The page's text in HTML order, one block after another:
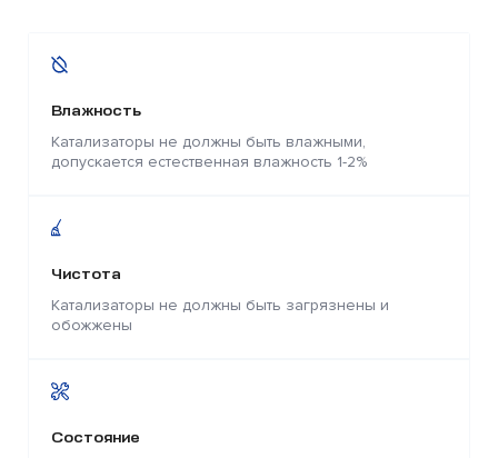
Влажность
Катализаторы не должны быть влажными,
допускается естественная влажность 1-2%
Чистота
Катализаторы не должны быть загрязнены и
обожжены
Состояние